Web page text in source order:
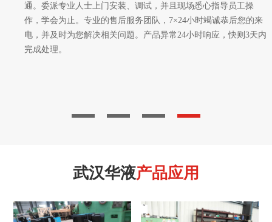
通。委派专业人士上门安装、调试，并且现场悉心指导员工操
作，学会为止。专业的售后服务团队，7×24小时竭诚恭后您的来
电，并及时为您解决相关问题。产品异常24小时响应，快则3天内
完成处理。
武汉华液产品应用